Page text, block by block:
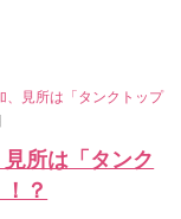
、見所は「タンクトップ
所は「タンク
？